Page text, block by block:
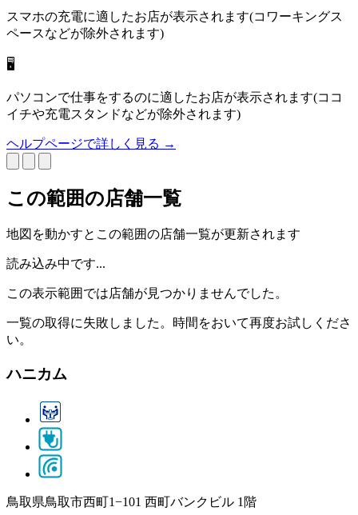
スマホの充電に適したお店が表示されます(コワーキングス
ペースなどが除外されます)
🖥
パソコンで仕事をするのに適したお店が表示されます(ココ
イチや充電スタンドなどが除外されます)
ヘルプページで詳しく見る →
この範囲の店舗一覧
地図を動かすとこの範囲の店舗一覧が更新されます
読み込み中です...
この表示範囲では店舗が見つかりませんでした。
一覧の取得に失敗しました。時間をおいて再度お試しくださ
い。
ハニカム
鳥取県鳥取市西町1−101 西町バンクビル 1階